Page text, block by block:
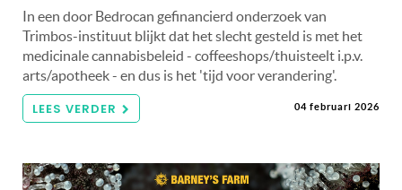
In een door Bedrocan gefinancierd onderzoek van
Trimbos-instituut blijkt dat het slecht gesteld is met het
medicinale cannabisbeleid - coffeeshops/thuisteelt i.p.v.
arts/apotheek - en dus is het 'tijd voor verandering'.
LEES VERDER 04 februari 2026